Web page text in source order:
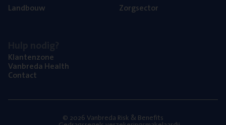
Land­bouw
Zorg­sec­tor
Klan­ten­zo­ne
Van­b­re­da Health
Con­tact
© 2026 Vanbreda Risk & Benefits